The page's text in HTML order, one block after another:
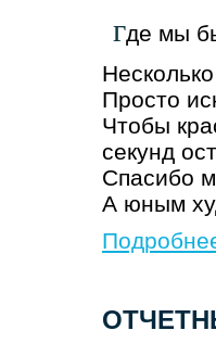
где мы
Просто
Чтобы
секунд
Спасибо
А юным